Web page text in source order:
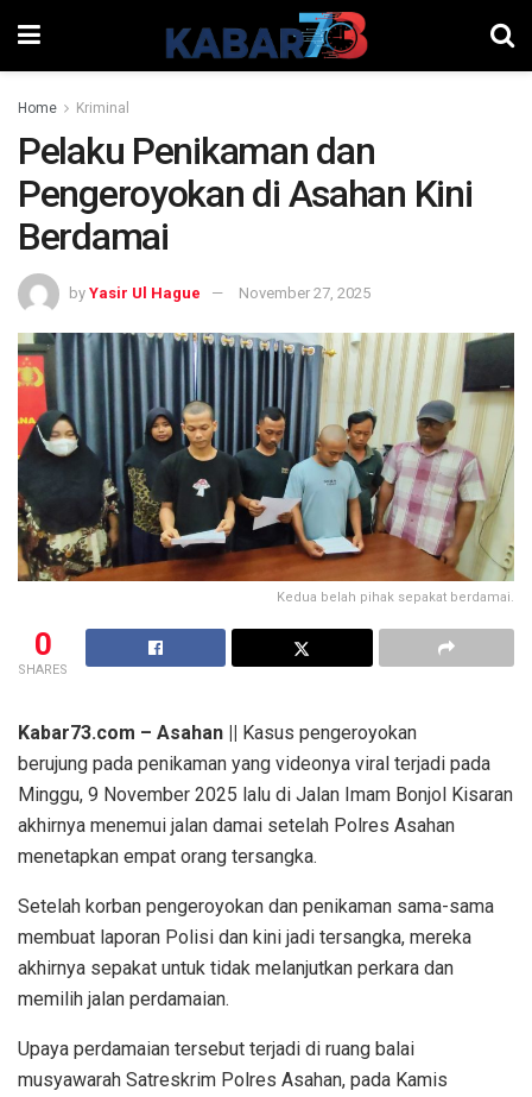
Home Kriminal
Pelaku Penikaman dan
Pengeroyokan di Asahan Kini
Berdamai
by Yasir Ul Hague November 27, 2025
Kedua belah pihak sepakat berdamai.
0
SHARES
Kabar73.com – Asahan || Kasus pengeroyokan
berujung pada penikaman yang videonya viral terjadi pada
Minggu, 9 November 2025 lalu di Jalan Imam Bonjol Kisaran
akhirnya menemui jalan damai setelah Polres Asahan
menetapkan empat orang tersangka.
Setelah korban pengeroyokan dan penikaman sama-sama
membuat laporan Polisi dan kini jadi tersangka, mereka
akhirnya sepakat untuk tidak melanjutkan perkara dan
memilih jalan perdamaian.
Upaya perdamaian tersebut terjadi di ruang balai
musyawarah Satreskrim Polres Asahan, pada Kamis